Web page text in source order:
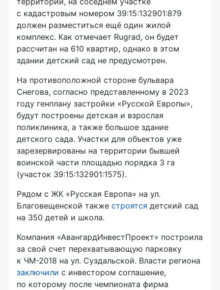
с кадастровым номером 39:15:132901:879
должен разместиться ещё один жилой
комплекс. Как отмечает Rugrad, он будет
рассчитан на 610 квартир, однако в этом
здании детский сад не предусмотрен.
На противоположной стороне бульвара
Снегова, согласно представленному в 2023
году генплану застройки «Русской Европы»,
будут построены детская и взрослая
поликлиника, а также большое здание
детского сада. Участки для объектов уже
зарезервированы на территории бывшей
воинской части площадью порядка 3 га
(участок 39:15:132901:1575).
Рядом с ЖК «Русская Европа» на ул.
Благовещенской также строятся детский сад
на 350 детей и школа.
Компания «АвангардИнвестПроект» построила
за свой счет перехватывающую парковку
к ЧМ-2018 на ул. Суздальской. Власти региона
заключили с инвестором соглашение,
по которому после чемпионата фирма